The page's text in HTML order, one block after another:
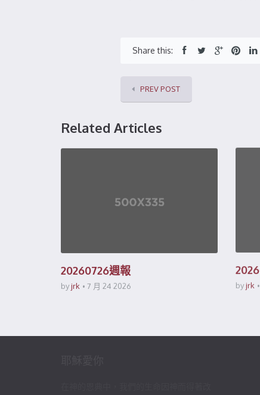
Share this:
PREV POST
Related Articles
20260726週報
byjrk 7 月 24 2026 byjrk